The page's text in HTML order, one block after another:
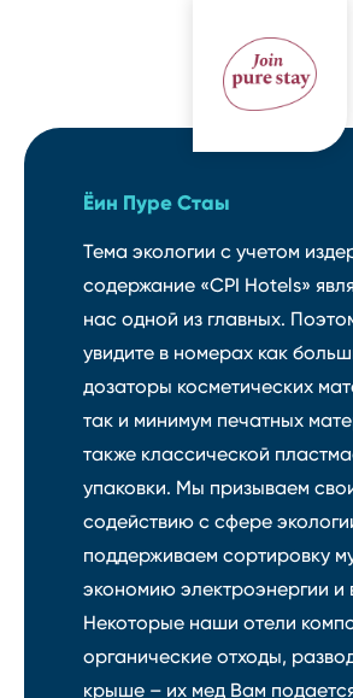
Ёин Пуре Стаы
Тема экологии с учетом
содержание «CPI Hotels»
нас одной из главных.
увидите в номерах как
дозаторы косметических
так и минимум печатных
также классической
упаковки. Мы призываем
содействию с сфере
поддерживаем сортировку
экономию электроэнергии и
Некоторые наши отели
органические отходы,
крыше – их мед Вам